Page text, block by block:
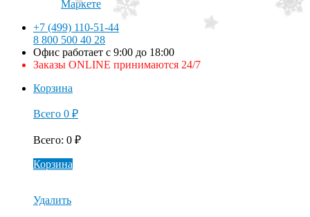
+7 (499) 110-51-44
8 800 500 40 28
Офис работает с 9:00 до 18:00
Заказы ONLINE принимаются 24/7
Корзина
Всего 0 ₽
Всего: 0 ₽
Корзина
Удалить